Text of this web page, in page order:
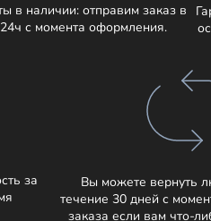
в наличии: отправим заказ в
с момента оформления.
за
Вы можете вернуть
течение 30 дней с
заказа если вам что-